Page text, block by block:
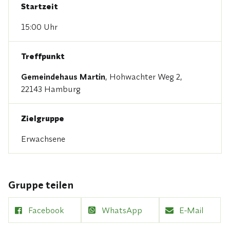
Startzeit
15:00 Uhr
Treffpunkt
Gemeindehaus Martin, Hohwachter Weg 2,
22143 Hamburg
Zielgruppe
Erwachsene
Gruppe teilen
Facebook WhatsApp E-Mail